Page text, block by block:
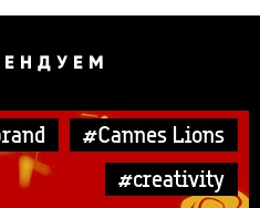
#Cannes Lions
#creativity